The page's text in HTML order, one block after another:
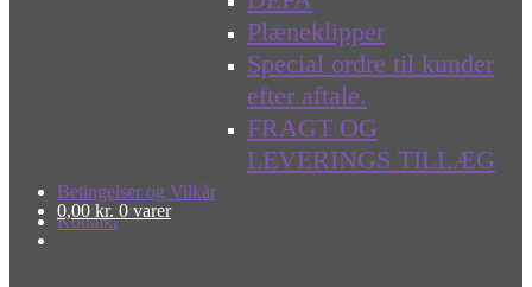
Plæneklipper
Special ordre til kunder
efter aftale.
FRAGT OG
LEVERINGS TILLÆG
Betingelser og Vilkår
Kontakt
0,00 kr. 0 varer